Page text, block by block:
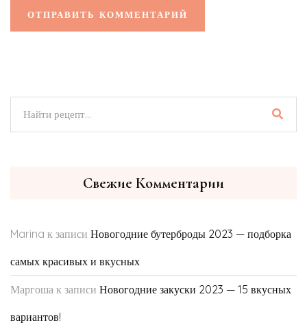
Свежие Комментарии
Marina к записи Новогодние бутерброды 2023 — подборка
самых красивых и вкусных
Маргоша к записи Новогодние закуски 2023 — 15 вкусных
вариантов!